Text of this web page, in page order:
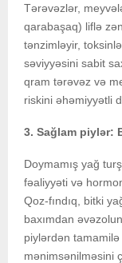
Tərəvəzlər,
qarabaşaq) liflə
tənzimləyir,
səviyyəsini sabit
qram tərəvəz və
riskini əhəmiyyətli
3. Sağlam piylər:
Doymamış yağ
fəaliyyəti və
Qoz-fındıq, bitki
baxımdan
piylərdən
mənimsənilməsini